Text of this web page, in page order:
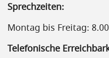
Sprechzeiten:
Montag bis Freitag:
Telefonische